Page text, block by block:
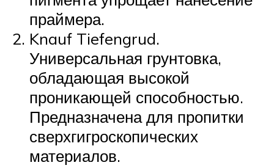
праймера.
Knauf Tiefengrud.
Универсальная грунтовка,
обладающая высокой
проникающей способностью.
Предназначена для пропитки
сверхгигроскопических
материалов.